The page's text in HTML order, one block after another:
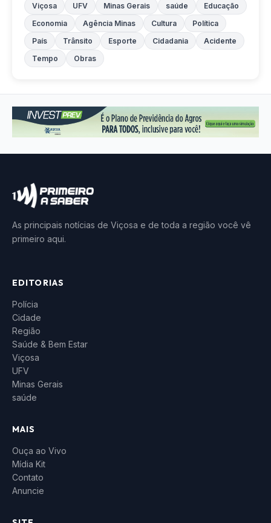
Viçosa
UFV Minas Gerais saúde
Educação
Economia
Agência Minas Cultura
Política
País
Trânsito Esporte Cidadania
Acidente
Tempo
Obras
As principais notícias de Viçosa e de toda a região você vê
primeiro aqui.
EDITORIAS
Polícia
Cidade
Região
Saúde & Bem Estar
Viçosa
UFV
Minas Gerais
saúde
MAIS
Ouça ao Vivo
Mídia Kit
Contato
Anuncie